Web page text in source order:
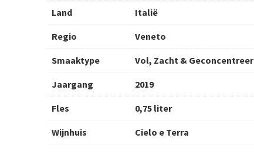
Land Italië
Regio Veneto
Smaaktype Vol, Zacht &
Jaargang 2019
Fles 0,75 liter
Wijnhuis Cielo e Terra